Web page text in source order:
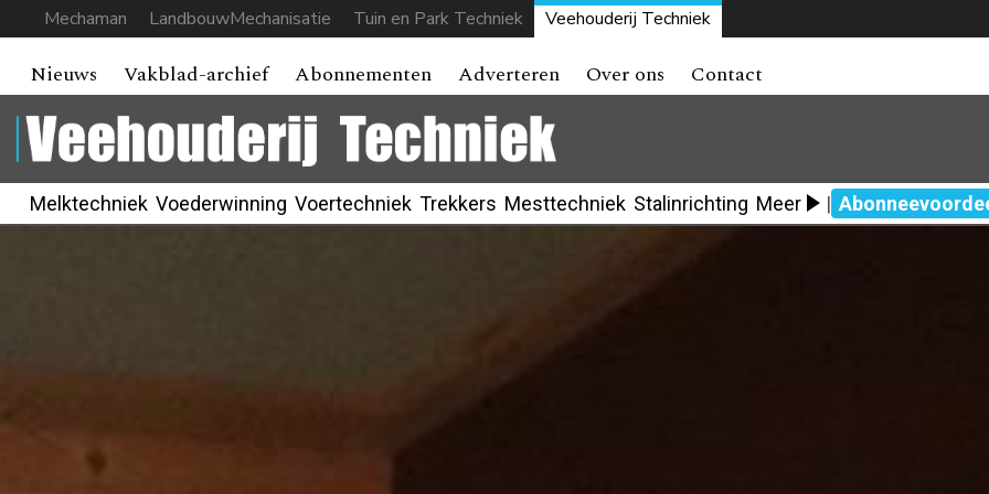
Mechaman LandbouwMechanisatie Tuin en Park Techniek Veehouderij Techniek
Nieuws Vakblad-archief Abonnementen Adverteren Over ons Contact
Melktechniek Voederwinning Voertechniek Trekkers Mesttechniek Stalinrichting Meer |